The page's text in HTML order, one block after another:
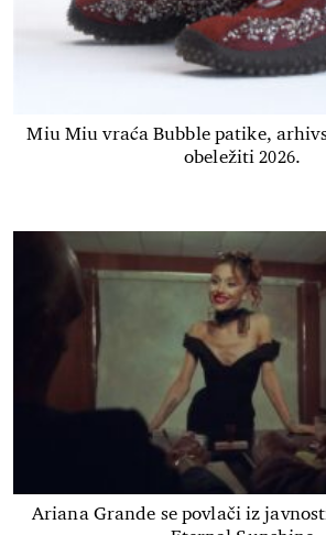
Miu Miu vraća Bubble patike,
obeležiti 2026.
Ariana Grande se povlači iz